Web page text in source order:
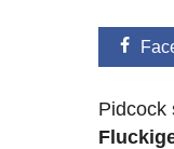
Pidcock